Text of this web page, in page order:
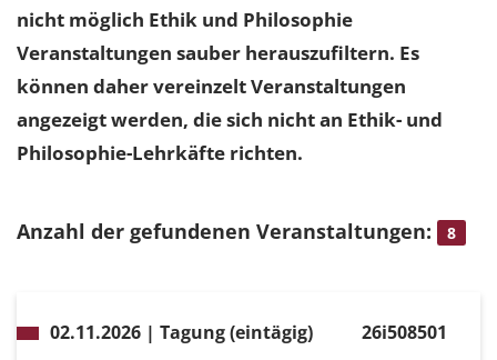
nicht möglich Ethik und Philosophie
Veranstaltungen sauber herauszufiltern. Es
können daher vereinzelt Veranstaltungen
angezeigt werden, die sich nicht an Ethik- und
Philosophie-Lehrkäfte richten.
Anzahl der gefundenen Veranstaltungen: 8
02.11.2026 | Tagung (eintägig) 26i508501